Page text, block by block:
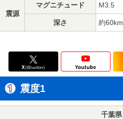
震源
マグニチュード M3.5
深さ 約60km
震度1
千葉県